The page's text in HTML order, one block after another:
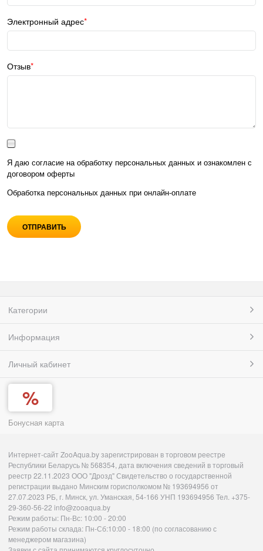
Электронный адрес
Отзыв
Я даю согласие на обработку персональных данных и ознакомлен с
договором оферты
Обработка персональных данных при онлайн-оплате
Категории
Информация
Личный кабинет
Бонусная карта
Интернет-сайт ZooAqua.by зарегистрирован в торговом реестре
Республики Беларусь № 568354, дата включения сведений в торговый
реестр 22.11.2023 ООО "Дрозд" Свидетельство о государственной
регистрации выдано Минским горисполкомом № 193694956 от
27.07.2023 РБ, г. Минск, ул. Уманская, 54-166 УНП 193694956 Тел. +375-
29-360-56-22 info@zooaqua.by
Режим работы: Пн-Вс: 10:00 - 20:00
Режим работы склада: Пн-Сб:10:00 - 18:00 (по согласованию с
менеджером магазина)